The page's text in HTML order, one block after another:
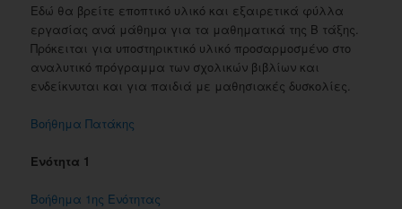
Εδώ θα βρείτε εποπτικό υλικό και εξαιρετικά φύλλα
εργασίας ανά μάθημα για τα μαθηματικά της Β τάξης.
Πρόκειται για υποστηρικτικό υλικό προσαρμοσμένο στο
αναλυτικό πρόγραμμα των σχολικών βιβλίων και
ενδείκνυται και για παιδιά με μαθησιακές δυσκολίες.
Βοήθημα Πατάκης
Ενότητα 1
Βοήθημα 1ης Ενότητας